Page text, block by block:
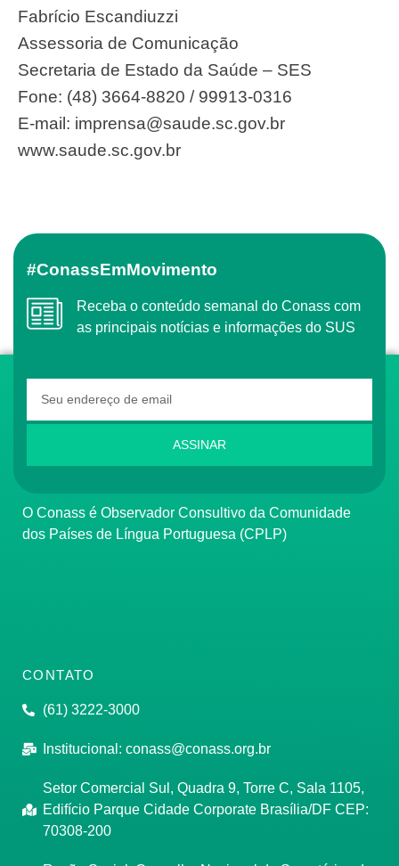
Fabrício Escandiuzzi
Assessoria de Comunicação
Secretaria de Estado da Saúde – SES
Fone: (48) 3664-8820 / 99913-0316
E-mail: imprensa@saude.sc.gov.br
www.saude.sc.gov.br
#ConassEmMovimento
Receba o conteúdo semanal do Conass com
as principais notícias e informações do SUS
ASSINAR
O Conass é Observador Consultivo da Comunidade
dos Países de Língua Portuguesa (CPLP)
CONTATO
(61) 3222-3000
Institucional: conass@conass.org.br
Setor Comercial Sul, Quadra 9, Torre C, Sala 1105,
Edifício Parque Cidade Corporate Brasília/DF CEP:
70308-200